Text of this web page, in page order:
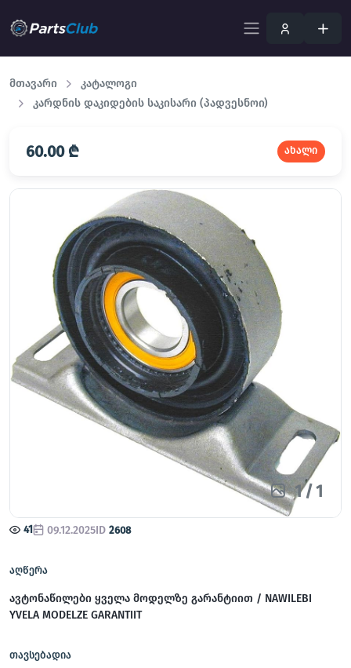
მთავარი
კატალოგი
კარდნის დაკიდების საკისარი (პადვესნოი)
60.00 ₾ ახალი
1/1
41 09.12.2025ID 2608
აღწერა
ავტონაწილები ყველა მოდელზე გარანტიით / NAWILEBI
YVELA MODELZE GARANTIIT
თავსებადია